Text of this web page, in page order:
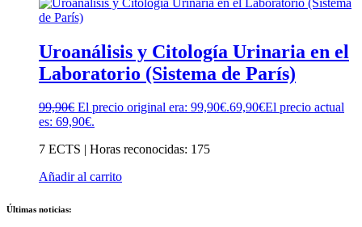
Uroanálisis y Citología Urinaria en el
Laboratorio (Sistema de París)
99,90€ El precio original era: 99,90€.69,90€El precio actual
es: 69,90€.
7 ECTS | Horas reconocidas: 175
Añadir al carrito
Últimas noticias: